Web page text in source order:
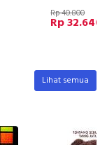
Rp 40.800
Rp 32.640
Lihat semua